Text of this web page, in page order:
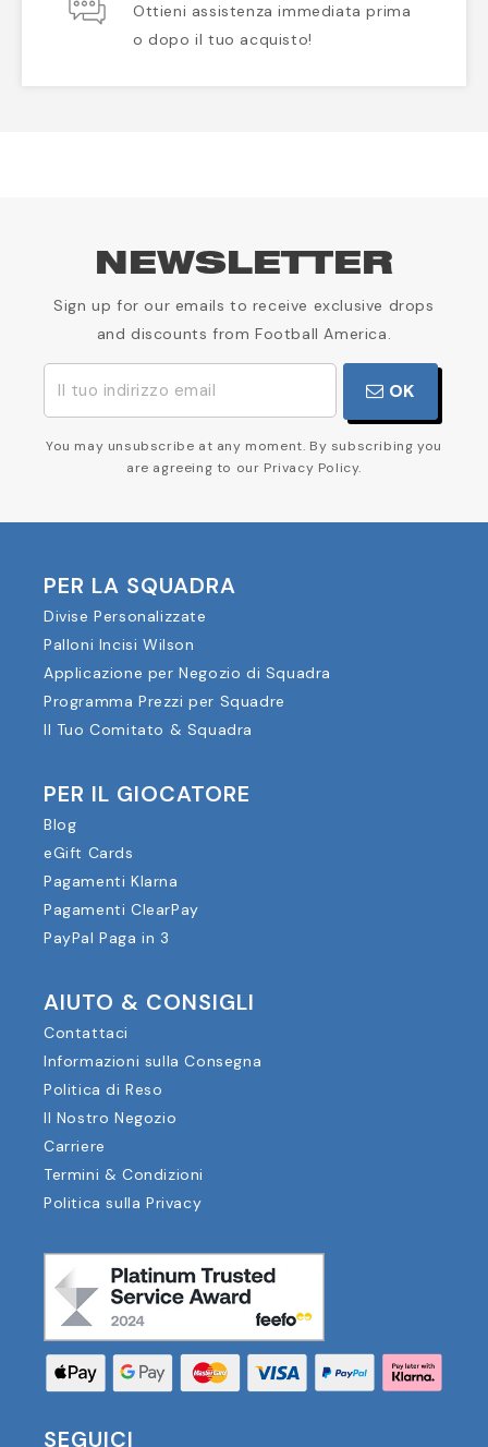
Ottieni assistenza immediata prima
o dopo il tuo acquisto!
NEWSLETTER
Sign up for our emails to receive exclusive drops
and discounts from Football America.
OK
You may unsubscribe at any moment. By subscribing you
are agreeing to our Privacy Policy.
PER LA SQUADRA
Divise Personalizzate
Palloni Incisi Wilson
Applicazione per Negozio di Squadra
Programma Prezzi per Squadre
Il Tuo Comitato & Squadra
PER IL GIOCATORE
Blog
eGift Cards
Pagamenti Klarna
Pagamenti ClearPay
PayPal Paga in 3
AIUTO & CONSIGLI
Contattaci
Informazioni sulla Consegna
Politica di Reso
Il Nostro Negozio
Carriere
Termini & Condizioni
Politica sulla Privacy
SEGUICI